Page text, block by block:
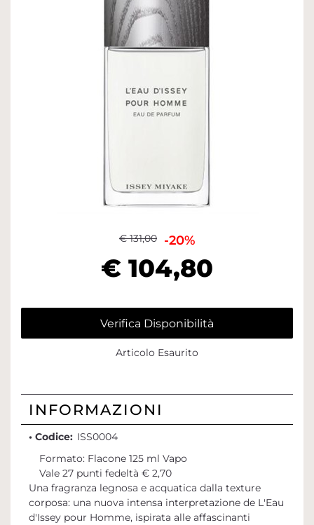
€ 131,00 -20%
€ 104,80
Verifica Disponibilità
Articolo Esaurito
INFORMAZIONI
• Codice: ISS0004
Formato: Flacone 125 ml Vapo
Vale 27 punti fedeltà € 2,70
Una fragranza legnosa e acquatica dalla texture
corposa: una nuova intensa interpretazione de L'Eau
d'Issey pour Homme, ispirata alle affascinanti